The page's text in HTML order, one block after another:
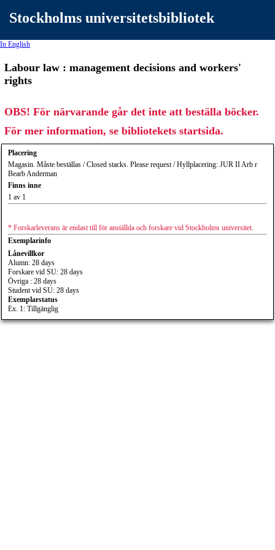
Stockholms universitetsbibliotek
In English
Labour law : management decisions and workers'
rights
OBS! För närvarande går det inte att beställa böcker.
För mer information, se bibliotekets startsida.
Placering
Magasin. Måste beställas / Closed stacks. Please request / Hyllplacering: JUR II Arb r
Bearb Anderman
Finns inne
1 av 1
* Forskarleverans är endast till för anställda och forskare vid Stockholms universitet.
Exemplarinfo
Lånevillkor
Alumn: 28 days
Forskare vid SU: 28 days
Övriga : 28 days
Student vid SU: 28 days
Exemplarstatus
Ex. 1: Tillgänglig